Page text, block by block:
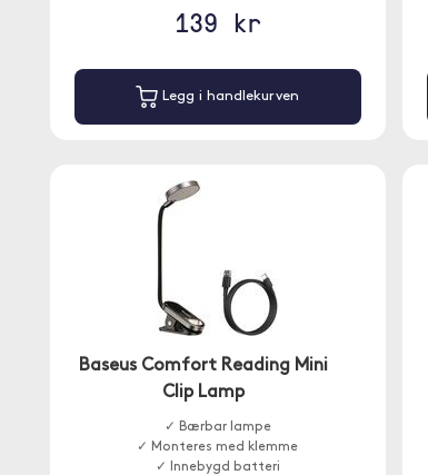
139 kr
Legg i handlekurven
Baseus Comfort Reading Mini
Clip Lamp
✓ Bærbar lampe
✓ Monteres med klemme
✓ Innebygd batteri